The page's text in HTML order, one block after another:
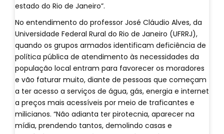
estado do Rio de Janeiro”.
No entendimento do professor José Cláudio Alves, da
Universidade Federal Rural do Rio de Janeiro (UFRRJ),
quando os grupos armados identificam deficiência de
política pública de atendimento às necessidades da
população local entram para favorecer os moradores
e vão faturar muito, diante de pessoas que começam
a ter acesso a serviços de água, gás, energia e internet
a preços mais acessíveis por meio de traficantes e
milicianos. “Não adianta ter pirotecnia, aparecer na
mídia, prendendo tantos, demolindo casas e